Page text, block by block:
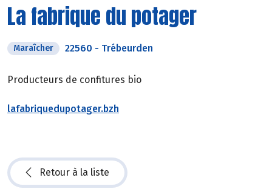
La fabrique du potager
Maraîcher 22560 - Trébeurden
Producteurs de confitures bio
lafabriquedupotager.bzh
Retour à la liste